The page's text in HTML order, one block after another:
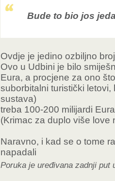
ograničenim
punu cijenu struje +
Da li se slučajno
nabacivanje
Sjećam se kad je
bila ministrica
pričala kako će to
djelatnosti
Da ne prođe
"Negativni
Bude to bio jos
Ovdje je jedino ozbiljno
Ovo u Udbini je bilo
Eura, a procjene za ono
suborbitalni turistički
sustava)
treba 100-200 milijardi
(Krimac za duplo više love
Naravno, i kad se o tome
napadali
Poruka je uređivana zadnji put